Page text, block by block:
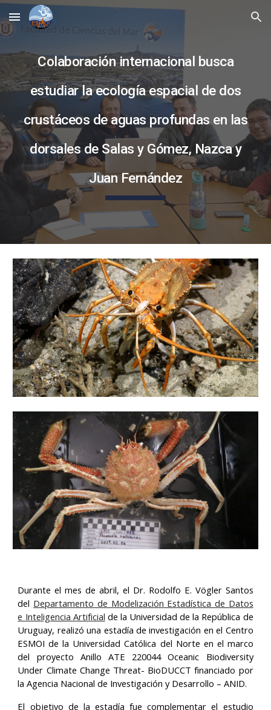
Skip to main content Skip to navigation
Colaboración internacional busca
estudiar la ecología espacial de dos
crustáceos de aguas profundas en las
dorsales de Salas y Gómez, Nazca y
Juan Fernández
Durante el mes de abril, el Dr. Rodolfo E. Vögler Santos
del Departamento de Modelización Estadística de Datos
e Inteligencia Artificial de la Universidad de la República de
Uruguay, realizó una estadía de investigación en el Centro
ESMOI de la Universidad Católica del Norte en el marco
del proyecto Anillo ATE 220044 Oceanic Biodiversity
Under Climate Change Threat- BioDUCCT financiado por
la Agencia Nacional de Investigación y Desarrollo – ANID.
El objetivo de la estadía fue complementar el estudio